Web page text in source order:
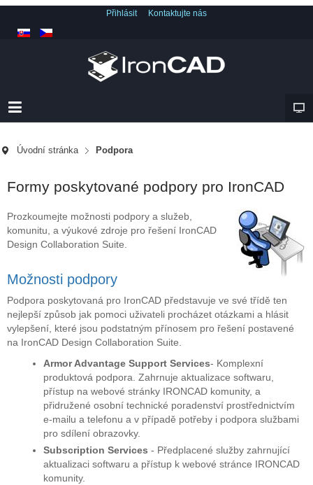
Přihlásit Kontaktujte nás
Úvodní stránka Podpora
Formy poskytované podpory pro IronCAD
Prozkoumejte možnosti podpory a služeb,
komunitu, a výukové zdroje pro řešení IronCAD
Design Collaboration Suite.
Možnosti podpory
Podpora poskytovaná pro IronCAD představuje ve své třídě ten
nejlepší způsob jak pomoci uživateli procházet otázkami a hlásit
vylepšení, které jsou podstatným přínosem pro řešení postavené
na IronCAD Design Collaboration Suite.
Armor Advantage Support Services- Komplexní
produktová podpora. Zahrnuje aktualizace softwaru,
přístup na webové stránky IRONCAD komunity, a
přidružené osobní technické poradenství prostřednictvím
e-mailu a telefonu a v případě potřeby i podpora službami
pro sdílení obrazovky.
Subscription Services- Předplacené služby zahrnující
aktualizaci softwaru a přístup k webové stránce IRONCAD
komunity.